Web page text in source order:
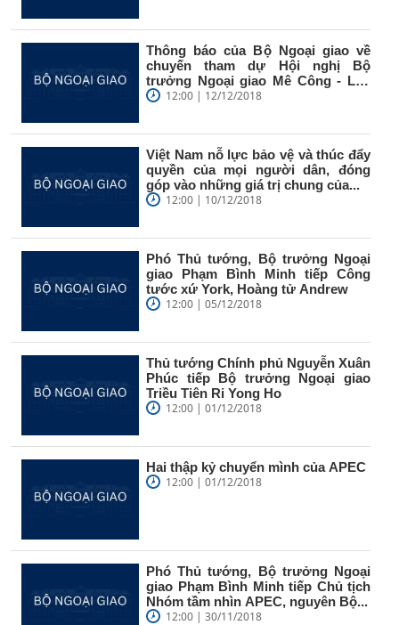
Thông báo của Bộ Ngoại giao về
chuyến tham dự Hội nghị Bộ
trưởng Ngoại giao Mê Công - Lan
Thương...
12:00 | 12/12/2018
Việt Nam nỗ lực bảo vệ và thúc đẩy
quyền của mọi người dân, đóng
góp vào những giá trị chung của...
12:00 | 10/12/2018
Phó Thủ tướng, Bộ trưởng Ngoại
giao Phạm Bình Minh tiếp Công
tước xứ York, Hoàng tử Andrew
12:00 | 05/12/2018
Thủ tướng Chính phủ Nguyễn Xuân
Phúc tiếp Bộ trưởng Ngoại giao
Triều Tiên Ri Yong Ho
12:00 | 01/12/2018
Hai thập kỷ chuyển mình của APEC
12:00 | 01/12/2018
Phó Thủ tướng, Bộ trưởng Ngoại
giao Phạm Bình Minh tiếp Chủ tịch
Nhóm tầm nhìn APEC, nguyên Bộ...
12:00 | 30/11/2018